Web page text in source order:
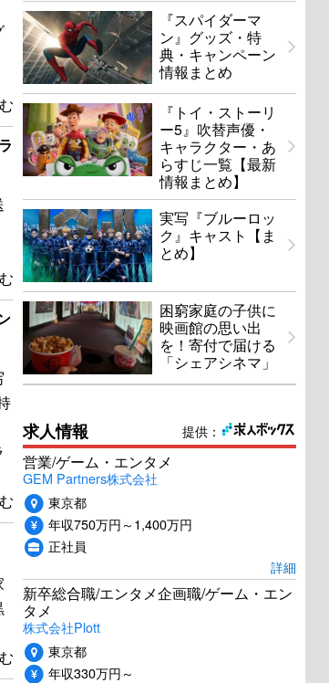
『スパイダーマ
ン』グッズ・特
典・キャンペーン
情報まとめ
『トイ・ストーリ
ー5』吹替声優・
キャラクター・あ
らすじ一覧【最新
情報まとめ】
実写『ブルーロッ
ク』キャスト【ま
とめ】
困窮家庭の子供に
映画館の思い出
を！寄付で届ける
「シェアシネマ」
提供：
求人情報
営業/ゲーム・エンタメ
GEM Partners株式会社
東京都
年収750万円～1,400万円
正社員
詳細
新卒総合職/エンタメ企画職/ゲーム・エン
タメ
株式会社Plott
東京都
年収330万円～